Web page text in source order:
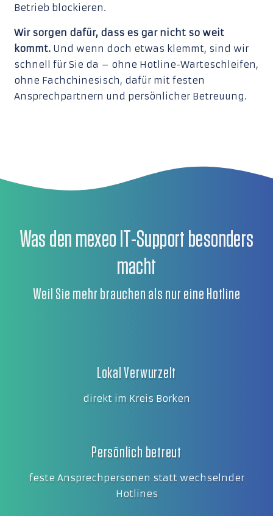
Betrieb blockieren.
Wir sorgen dafür, dass es gar nicht so weit
kommt.Und wenn doch etwas klemmt, sind wir
schnell für Sie da – ohne Hotline-Warteschleifen,
ohne Fachchinesisch, dafür mit festen
Ansprechpartnern und persönlicher Betreuung.
Was den mexeo IT-Support besonders
macht
Weil Sie mehr brauchen als nur eine Hotline
Lokal Verwurzelt
direkt im Kreis Borken
Persönlich betreut
feste Ansprechpersonen statt wechselnder
Hotlines